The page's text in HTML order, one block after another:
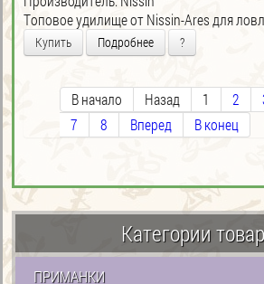
Tоповое удилище от Nissin-Ares для
Купить Подробнее ?
В начало Назад 1 2
7
8 Вперед В конец
Категории
ПРИМАНКИ